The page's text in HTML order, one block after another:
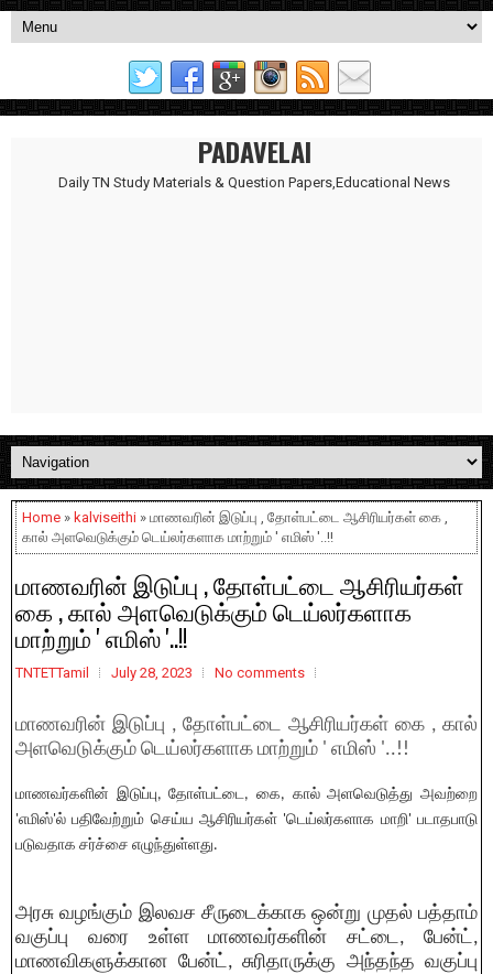
PADAVELAI
Daily TN Study Materials & Question Papers,Educational News
Home » kalviseithi » மாணவரின் இடுப்பு , தோள்பட்டை ஆசிரியர்கள் கை ,
கால் அளவெடுக்கும் டெய்லர்களாக மாற்றும் ' எமிஸ் '..!!
மாணவரின் இடுப்பு , தோள்பட்டை ஆசிரியர்கள்
கை , கால் அளவெடுக்கும் டெய்லர்களாக
மாற்றும் ' எமிஸ் '..!!
TNTETTamil July 28, 2023 No comments
மாணவரின் இடுப்பு , தோள்பட்டை ஆசிரியர்கள் கை , கால்
அளவெடுக்கும் டெய்லர்களாக மாற்றும் ' எமிஸ் '..!!
மாணவர்களின் இடுப்பு, தோள்பட்டை, கை, கால் அளவெடுத்து அவற்றை
'எமிஸ்'ல் பதிவேற்றும் செய்ய ஆசிரியர்கள் 'டெய்லர்களாக மாறி' படாதபாடு
படுவதாக சர்ச்சை எழுந்துள்ளது.
அரசு வழங்கும் இலவச சீருடைக்காக ஒன்று முதல் பத்தாம்
வகுப்பு வரை உள்ள மாணவர்களின் சட்டை, பேன்ட்,
மாணவிகளுக்கான பேன்ட், சுரிதாருக்கு அந்தந்த வகுப்பு